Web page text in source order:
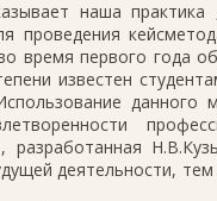
наша
проведения
время первого года
известен
данного
разработанная
деятельности,